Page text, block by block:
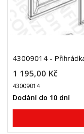
43009014 -
1 195,00 Kč
43009014
Dodání do 10 dní